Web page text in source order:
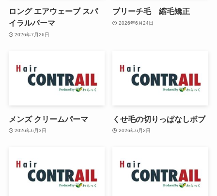
ロング エアウェーブ スパ
イラルパーマ
2026年7月26日
ブリーチ毛 縮毛矯正
2026年6月24日
メンズ クリームパーマ
2026年6月3日
くせ毛の切りっぱなしボブ
2026年6月2日